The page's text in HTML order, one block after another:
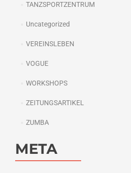
TANZSPORTZENTRUM
Uncategorized
VEREINSLEBEN
VOGUE
WORKSHOPS
ZEITUNGSARTIKEL
ZUMBA
META